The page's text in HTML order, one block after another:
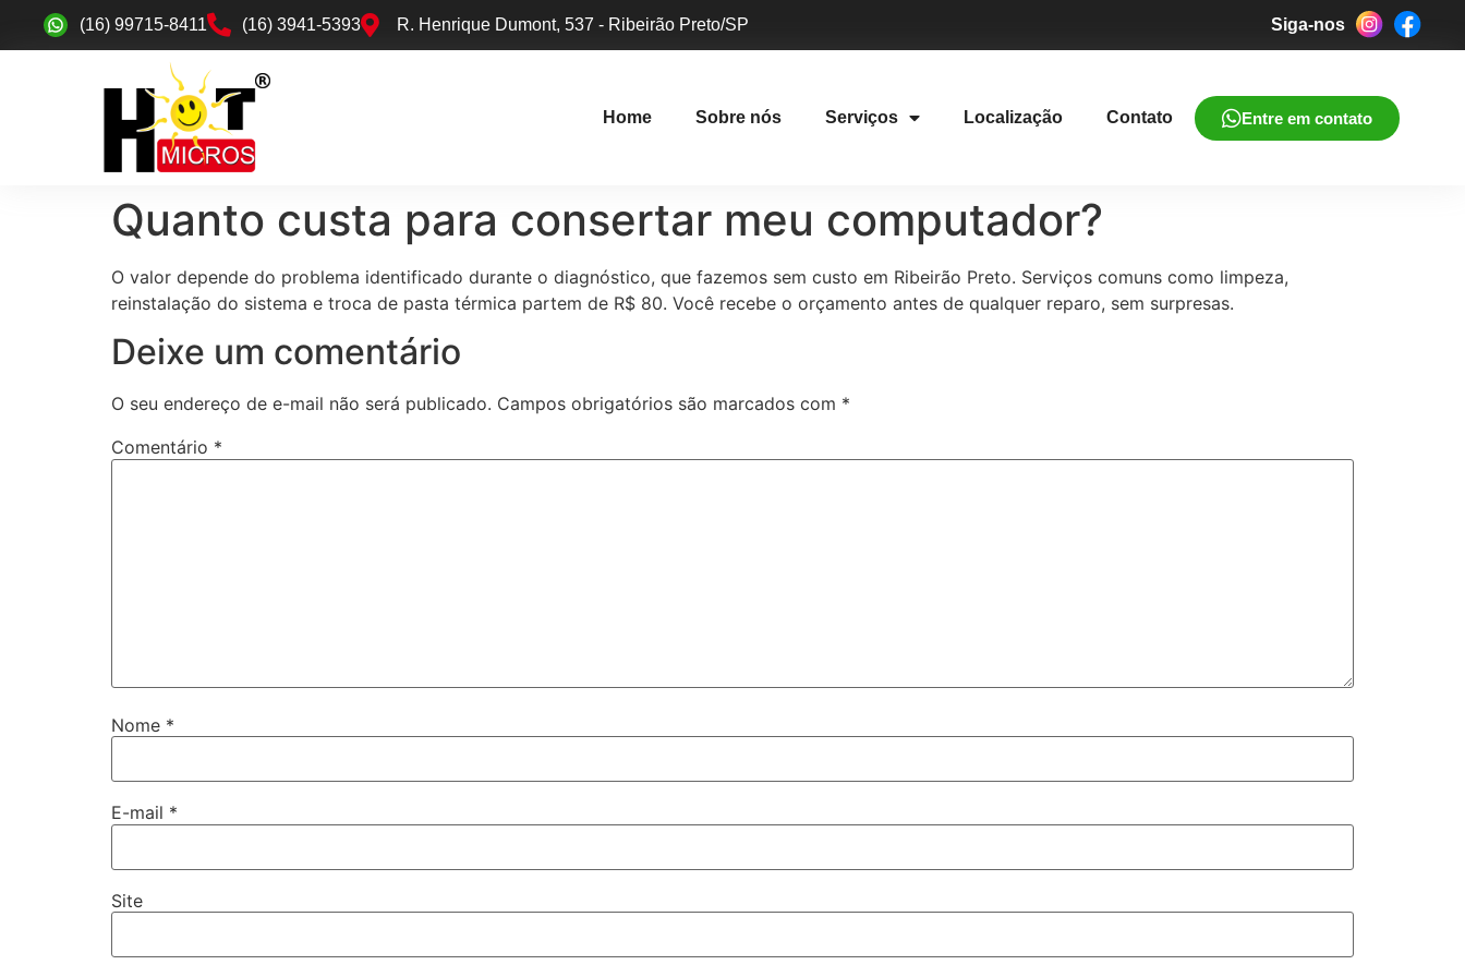
(16) 99715-8411 (16) 3941-5393 R. Henrique Dumont, 537 - Ribeirão Preto/SP Siga-nos
Home Sobre nós Serviços Localização Contato Entre em contato
Quanto custa para consertar meu computador?
O valor depende do problema identificado durante o diagnóstico, que fazemos sem custo em Ribeirão Preto. Serviços comuns como limpeza,
reinstalação do sistema e troca de pasta térmica partem de R$ 80. Você recebe o orçamento antes de qualquer reparo, sem surpresas.
Deixe um comentário
O seu endereço de e-mail não será publicado. Campos obrigatórios são marcados com *
Comentário *
Nome *
E-mail *
Site